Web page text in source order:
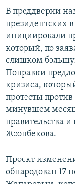
В преддверии
президентских
инициировали
который, по
слишком
Поправки
кризиса,
протесты
минувшем
правительства
Жээнбекова.
Проект
обнародован 17